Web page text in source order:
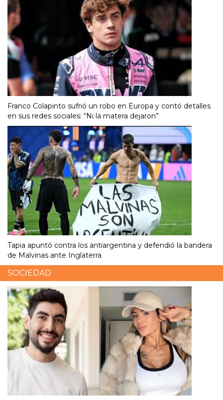
Franco Colapinto sufrió un robo en Europa y contó detalles
en sus redes sociales: “Ni la matera dejaron”
Tapia apuntó contra los antiargentina y defendió la bandera
de Malvinas ante Inglaterra
SOCIEDAD